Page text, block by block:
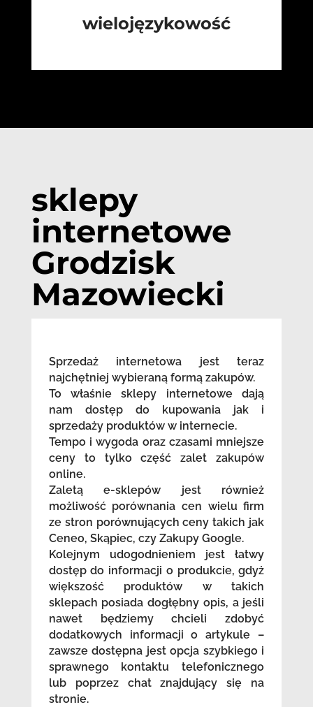
wielojęzykowość
sklepy
internetowe
Grodzisk
Mazowiecki
Sprzedaż internetowa jest teraz
najchętniej wybieraną formą zakupów.
To właśnie sklepy internetowe dają
nam dostęp do kupowania jak i
sprzedaży produktów w internecie.
Tempo i wygoda oraz czasami mniejsze
ceny to tylko część zalet zakupów
online.
Zaletą e-sklepów jest również
możliwość porównania cen wielu firm
ze stron porównujących ceny takich jak
Ceneo, Skąpiec, czy Zakupy Google.
Kolejnym udogodnieniem jest łatwy
dostęp do informacji o produkcie, gdyż
większość produktów w takich
sklepach posiada dogłębny opis, a jeśli
nawet będziemy chcieli zdobyć
dodatkowych informacji o artykule –
zawsze dostępna jest opcja szybkiego i
sprawnego kontaktu telefonicznego
lub poprzez chat znajdujący się na
stronie.